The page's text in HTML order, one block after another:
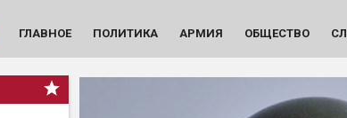
ГЛАВНОЕ ПОЛИТИКА АРМИЯ ОБЩЕСТВО